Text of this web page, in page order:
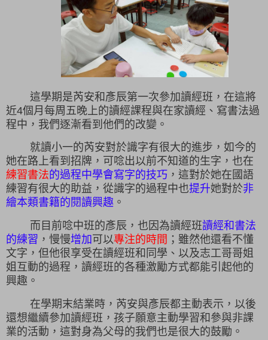
這學期是芮安和彥辰第一次參加讀經班，在這將
近4個月每周五晚上的讀經課程與在家讀經、寫書法過
程中，我們逐漸看到他們的改變。
就讀小一的芮安對於識字有很大的進步，如今的
她在路上看到招牌，可唸出以前不知道的生字，也在
練習書法的過程中學會寫字的技巧 ，這對於她在國語
練習有很大的助益，從識字的過程中也提升她對於非
繪本類書籍的閱讀興趣 。
而目前唸中班的彥辰，也因為讀經班讀經和書法
的練習 ，慢慢增加 可以專注的時間 ；雖然他還看不懂
文字，但他很享受在讀經班和同學、以及志工哥哥姐
姐互動的過程，讀經班的各種激勵方式都能引起他的
興趣。
在學期末結業時，芮安與彥辰都主動表示，以後
還想繼續參加讀經班，孩子願意主動學習和參與非課
業的活動，這對身為父母的我們也是很大的鼓勵。